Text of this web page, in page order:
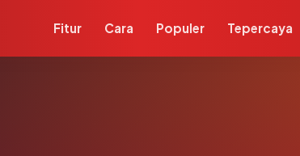
Fitur Cara Populer Tepercaya